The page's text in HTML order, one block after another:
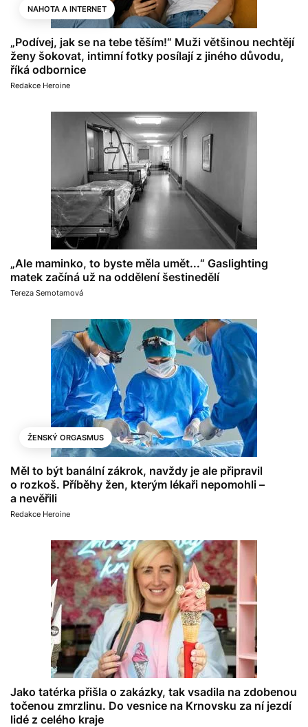
NAHOTA A INTERNET
„Podívej, jak se na tebe těším!“ Muži většinou nechtějí
ženy šokovat, intimní fotky posílají z jiného důvodu,
říká odbornice
Redakce Heroine
„Ale maminko, to byste měla umět...“ Gaslighting
matek začíná už na oddělení šestinedělí
Tereza Semotamová
ŽENSKÝ ORGASMUS
Měl to být banální zákrok, navždy je ale připravil
o rozkoš. Příběhy žen, kterým lékaři nepomohli –
a nevěřili
Redakce Heroine
Jako tatérka přišla o zakázky, tak vsadila na zdobenou
točenou zmrzlinu. Do vesnice na Krnovsku za ní jezdí
lidé z celého kraje